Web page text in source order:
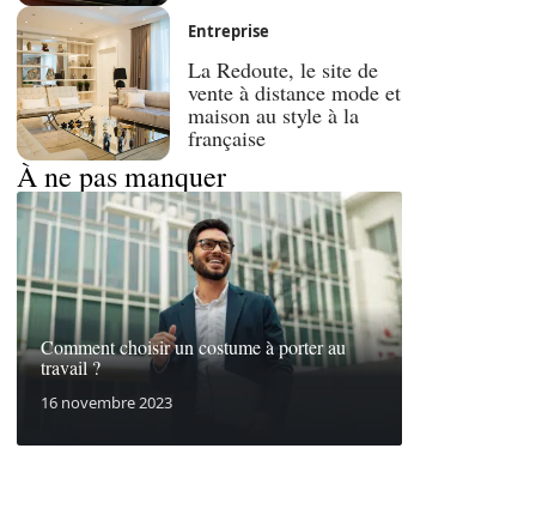
Entreprise
La Redoute, le site de
vente à distance mode et
maison au style à la
française
À ne pas manquer
Comment choisir un costume à porter au
travail ?
16 novembre 2023